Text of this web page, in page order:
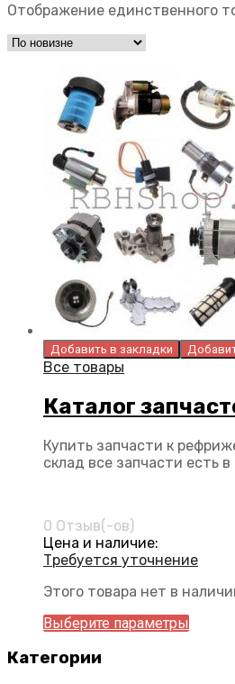
Отображение единственного
Добавить в закладки
Все товары
Каталог
Купить запчасти к
склад все запчасти есть
0 Отзыв(-ов)
Цена и наличие:
Требуется уточнение
Этого товара нет в
Выберите параметры
Категории